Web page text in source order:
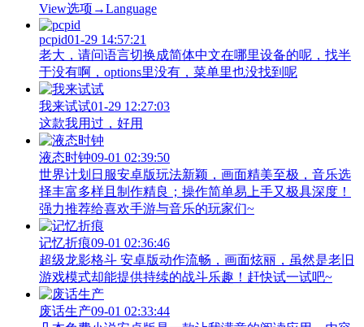
View‌选项→Language
pcpid01-29 14:57:21
老大，请问语言切换成简体中文在哪里设备的呢，找半
于没有啊，options里没有，菜单里也没找到呢
我来试试01-29 12:27:03
这款我用过，好用
液态时钟09-01 02:39:50
世界计划日服安卓版玩法新颖，画面精美至极，音乐选
择丰富多样且制作精良；操作简单易上手又极具深度！
强力推荐给喜欢手游与音乐的玩家们~
记忆折痕09-01 02:36:46
超级龙影格斗 安卓版动作流畅，画面炫丽，虽然是老旧
游戏模式却能提供持续的战斗乐趣！赶快试一试吧~
废话生产09-01 02:33:44